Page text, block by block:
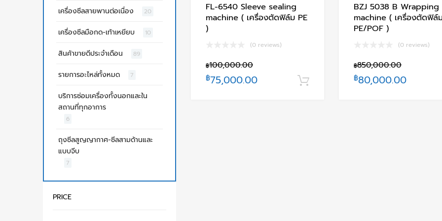
FL-6540 Sleeve sealing
machine ( เครื่องตัดฟิล์ม PE
)
(0 reviews)
฿100,000.00
฿75,000.00 หยิบใส่ตะกร้า
BZJ 5038 B Wrapping
machine ( เครื่องตัดฟิล์
PE/POF )
(0 reviews)
฿850,000.00
฿80,000.00
เครื่องซีลสายพานต่อเนื่อง 20
เครื่องซีลมือกด-เท้าเหยียบ 10
สินค้าขายดีประจำเดือน 89
รายการอะไหล่ทั้งหมด 7
บริการซ่อมเครื่องทั้งนอกและใน
สถานที่ทุกอาการ
6
ถุงซีลสูญญากาศ-ซีลสามด้านและ
แบบจีบ
7
PRICE